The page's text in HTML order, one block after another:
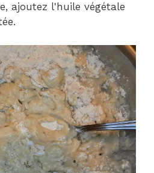
ajoutez l'huile végétale